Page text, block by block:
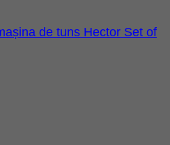
de tuns Hector Set of